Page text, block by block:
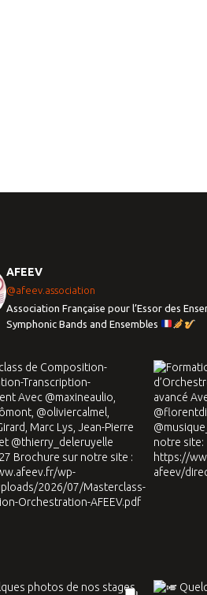
AFEEV
@afeev.association
Association Française pour l’Essor des
Symphonic Bands and Ensembles